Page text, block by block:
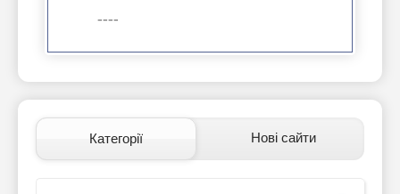
----
Категорії Нові сайти